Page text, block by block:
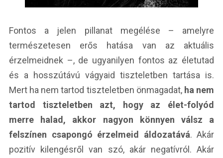
Fontos a jelen pillanat megélése – amelyre
természetesen erős hatása van az aktuális
érzelmeidnek –, de ugyanilyen fontos az életutad
és a hosszútávú vágyaid tiszteletben tartása is.
Mert ha nem tartod tiszteletben önmagadat, ha nem
tartod tiszteletben azt, hogy az élet-folyód
merre halad, akkor nagyon könnyen válsz a
felszínen csapongó érzelmeid áldozatává. Akár
pozitív kilengésről van szó, akár negatívról. Akár